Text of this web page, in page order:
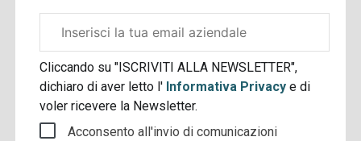
aziendale
Cliccando su "ISCRIVITI ALLA NEWSLETTER",
dichiaro di aver letto l' Informativa Privacye di
voler ricevere la Newsletter.
Acconsento all'invio di comunicazioni